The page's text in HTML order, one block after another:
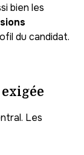
bien les
du candidat.
Les